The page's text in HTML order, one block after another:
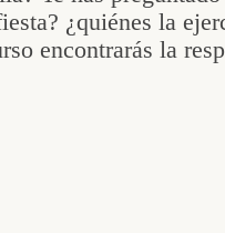
¿quiénes la
encontrarás la